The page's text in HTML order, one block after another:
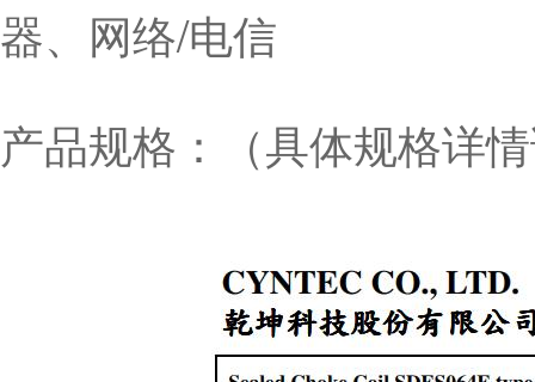
器、网络/电信
产品规格：（具体规格详